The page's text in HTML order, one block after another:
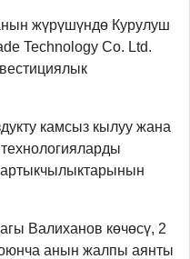
жүрүшүндө Курулуш
Technology Co. Ltd.
камсыз кылуу жана
артыкчылыктарынын
Валиханов көчөсү, 2
анын жалпы аянты